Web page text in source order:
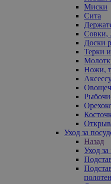
Миски
Сита
Совки,
Доски
Терки
Ножи,
Уход за
Назад
Уход за